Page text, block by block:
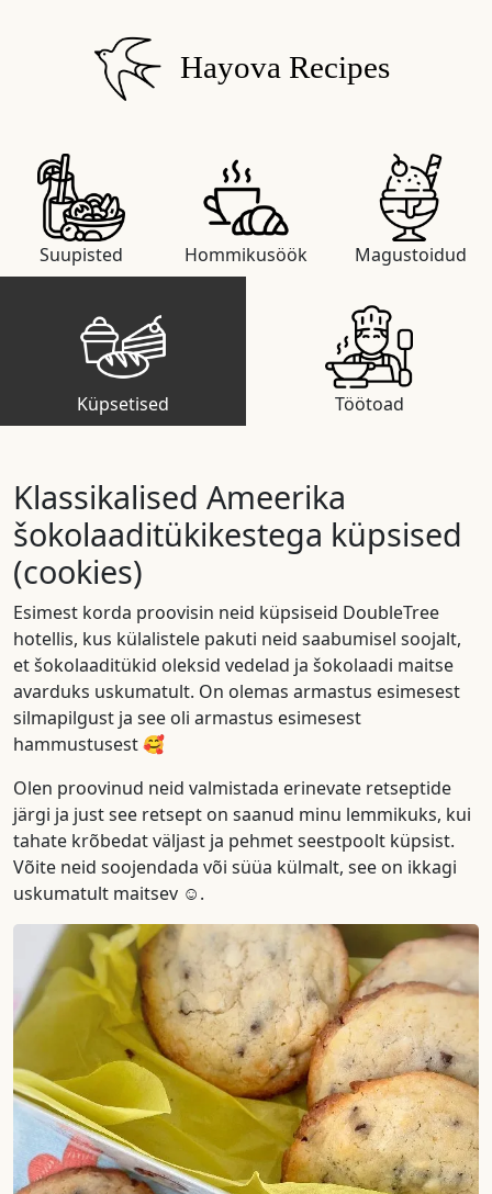
Hayova Recipes
Suupisted Hommikusöök Magustoidud
Küpsetised Töötoad
Klassikalised Ameerika
šokolaaditükikestega küpsised
(cookies)
Esimest korda proovisin neid küpsiseid DoubleTree
hotellis, kus külalistele pakuti neid saabumisel soojalt,
et šokolaaditükid oleksid vedelad ja šokolaadi maitse
avarduks uskumatult. On olemas armastus esimesest
silmapilgust ja see oli armastus esimesest
hammustusest 🥰
Olen proovinud neid valmistada erinevate retseptide
järgi ja just see retsept on saanud minu lemmikuks, kui
tahate krõbedat väljast ja pehmet seestpoolt küpsist.
Võite neid soojendada või süüa külmalt, see on ikkagi
uskumatult maitsev ☺️.